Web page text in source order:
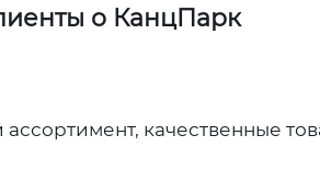
о КанцПарк
качественные